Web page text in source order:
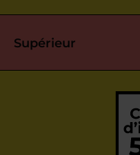
Supérieur